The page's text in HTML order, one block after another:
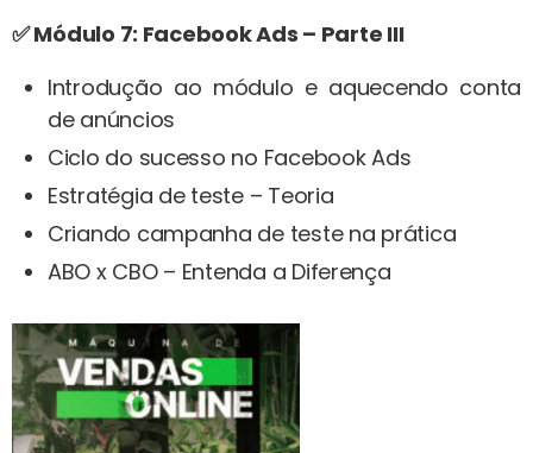
✅ Módulo 7: Facebook Ads – Parte III
Introdução ao módulo e aquecendo conta
de anúncios
Ciclo do sucesso no Facebook Ads
Estratégia de teste – Teoria
Criando campanha de teste na prática
ABO x CBO – Entenda a Diferença